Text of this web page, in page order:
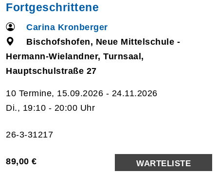
Fortgeschrittene
Carina Kronberger
Bischofshofen, Neue Mittelschule -
Hermann-Wielandner, Turnsaal,
Hauptschulstraße 27
10 Termine, 15.09.2026 - 24.11.2026
Di., 19:10 - 20:00 Uhr
26-3-31217
89,00 € WARTELISTE